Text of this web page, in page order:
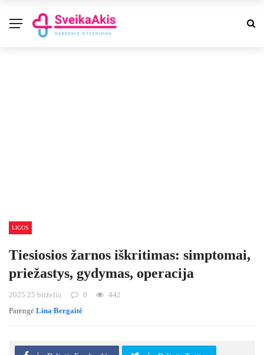
LIGOS
Tiesiosios žarnos iškritimas: simptomai,
priežastys, gydymas, operacija
2025 25 birželio 0
442
Parengė Lina Bergaitė